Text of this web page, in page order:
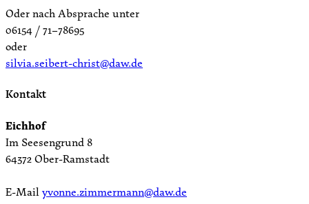
Oder nach Absprache unter
06154 / 71–78695
oder
silvia.seibert-christ@daw.de
Kontakt
Eichhof
Im Seesengrund 8
64372 Ober-Ramstadt
E-Mailyvonne.zimmermann@daw.de